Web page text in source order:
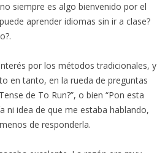
siempre es algo bienvenido por el
aprender idiomas sin ir a clase?
por los métodos tradicionales, y
en tanto, en la rueda de preguntas
de To Run?”, o bien “Pon esta
ni idea de que me estaba hablando,
de responderla.